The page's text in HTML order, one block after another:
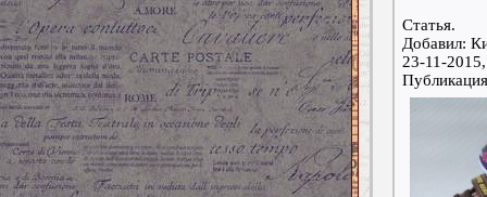
Статья.
Добавил:
23-11-